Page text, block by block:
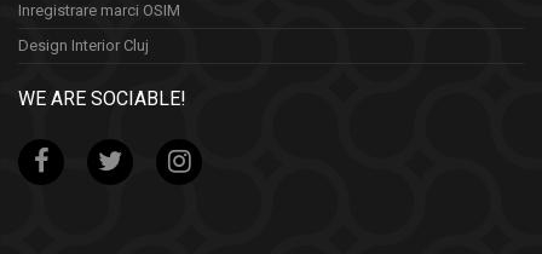
Inregistrare marci OSIM
Design Interior Cluj
WE ARE SOCIABLE!